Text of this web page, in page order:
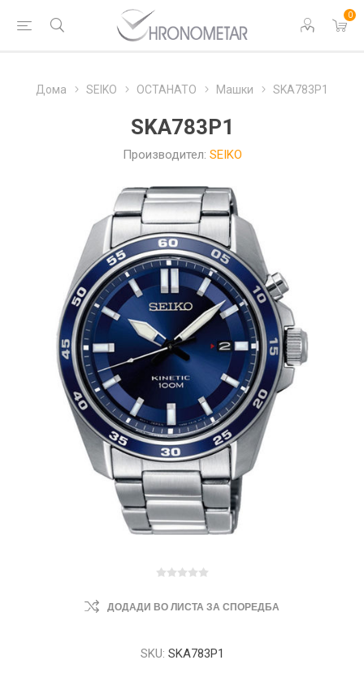
0
Дома SEIKO ОСТАНАТО Машки SKA783P1
SKA783P1
Производител: SEIKO
ДОДАДИ ВО ЛИСТА ЗА СПОРЕДБА
SKU: SKA783P1